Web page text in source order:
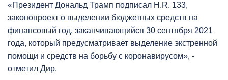
«Президент Дональд Трамп подписал H.R. 133,
законопроект о выделении бюджетных средств на
финансовый год, заканчивающийся 30 сентября 2021
года, который предусматривает выделение экстренной
помощи и средств на борьбу с коронавирусом», -
отметил Дир.